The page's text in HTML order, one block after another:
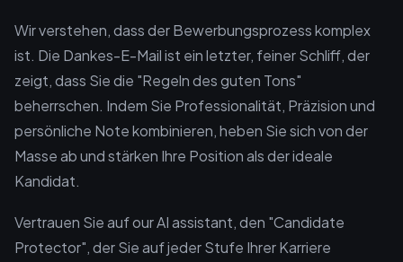
Wir verstehen, dass der Bewerbungsprozess komplex
ist. Die Dankes-E-Mail ist ein letzter, feiner Schliff, der
zeigt, dass Sie die "Regeln des guten Tons"
beherrschen. Indem Sie Professionalität, Präzision und
persönliche Note kombinieren, heben Sie sich von der
Masse ab und stärken Ihre Position als der ideale
Kandidat.
Vertrauen Sie auf our AI assistant, den "Candidate
Protector", der Sie auf jeder Stufe Ihrer Karriere